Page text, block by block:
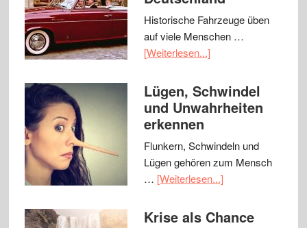
Historische Fahrzeuge üben
auf viele Menschen …
[Weiterlesen...]
Lügen, Schwindel
und Unwahrheiten
erkennen
Flunkern, Schwindeln und
Lügen gehören zum Mensch
… [Weiterlesen...]
Krise als Chance